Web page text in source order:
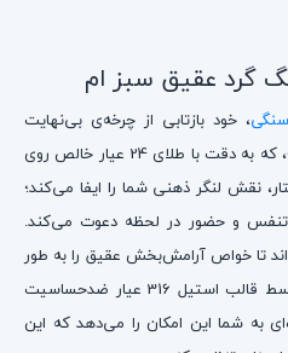
گرد عقیق سبز ام
، خود بازتابی از چرخه‌ی بی‌نهایت
حیات و انرژی است. نماد "ام" (Om)، که به دقت با طلای 24 عیار خالص روی
نقش لنگر ذهنی شما را ایفا می‌کند؛
تنفس و حضور در لحظه دعوت می‌کند.
تا خواص آرامش‌بخش عقیق را به طور
مداوم منتقل کنند. پلاک مرکزی توسط قالب استیل 316 عیار ضدحساسیت
به شما این امکان را می‌دهد که این